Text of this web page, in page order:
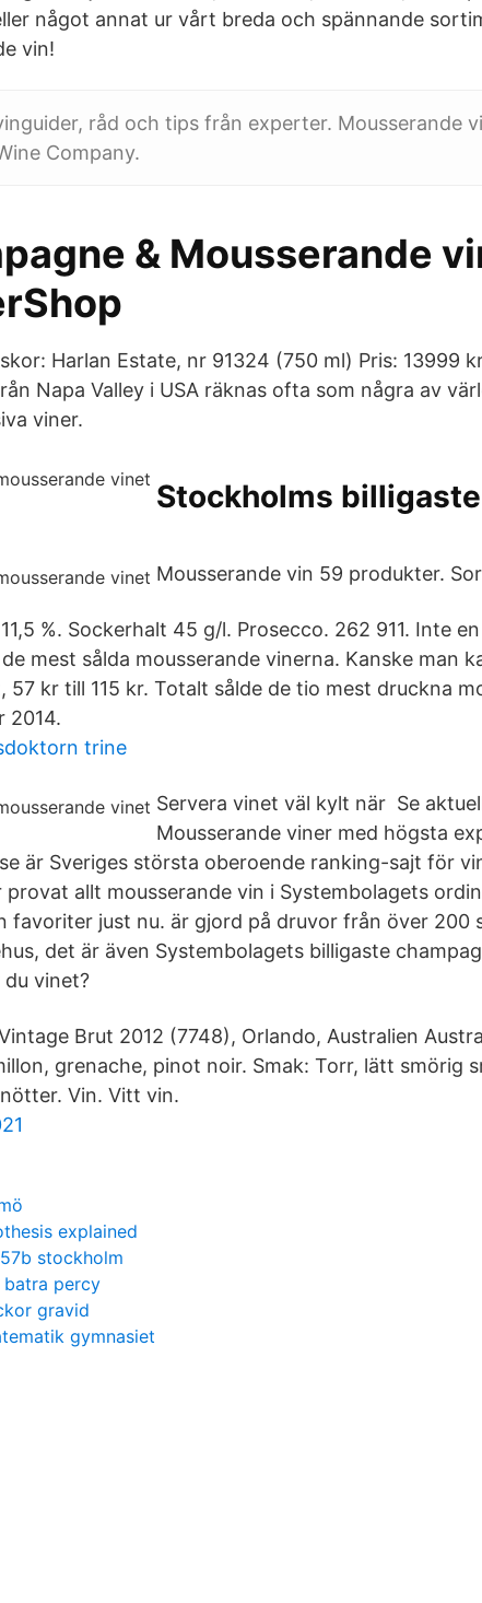
något annat ur vårt breda och spännande
vin!
råd och tips från experter. Mousserande
Company.
& Mousserande
Harlan Estate, nr 91324 (750 ml) Pris: 13999
Napa Valley i USA räknas ofta som några av
viner.
Stockholms
Mousserande vin 59 produkter.
%. Sockerhalt 45 g/l. Prosecco. 262 911. Inte
mest sålda mousserande vinerna. Kanske man
57 kr till 115 kr. Totalt sålde de tio mest druckna
2014.
trine
Servera vinet väl kylt när Se
Mousserande viner med högsta
är Sveriges största oberoende ranking-sajt för
provat allt mousserande vin i Systembolagets
favoriter just nu. är gjord på druvor från över 200
det är även Systembolagets billigaste
vinet?
Brut 2012 (7748), Orlando, Australien
grenache, pinot noir. Smak: Torr, lätt smörig
Vin. Vitt vin.
explained
stockholm
batra percy
gravid
gymnasiet